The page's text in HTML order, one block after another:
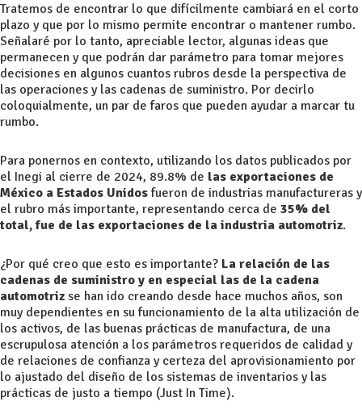
Tratemos de encontrar lo que difícilmente cambiará en el corto
plazo y que por lo mismo permite encontrar o mantener rumbo.
Señalaré por lo tanto, apreciable lector, algunas ideas que
permanecen y que podrán dar parámetro para tomar mejores
decisiones en algunos cuantos rubros desde la perspectiva de
las operaciones y las cadenas de suministro. Por decirlo
coloquialmente, un par de faros que pueden ayudar a marcar tu
rumbo.
Para ponernos en contexto, utilizando los datos publicados por
el Inegi al cierre de 2024, 89.8% de las exportaciones de
México a Estados Unidosfueron de industrias manufactureras y
el rubro más importante, representando cerca de 35% del
total, fue de las exportaciones de la industria automotriz.
¿Por qué creo que esto es importante? La relación de las
cadenas de suministro y en especial las de la cadena
automotriz se han ido creando desde hace muchos años, son
muy dependientes en su funcionamiento de la alta utilización de
los activos, de las buenas prácticas de manufactura, de una
escrupulosa atención a los parámetros requeridos de calidad y
de relaciones de confianza y certeza del aprovisionamiento por
lo ajustado del diseño de los sistemas de inventarios y las
prácticas de justo a tiempo (Just In Time).